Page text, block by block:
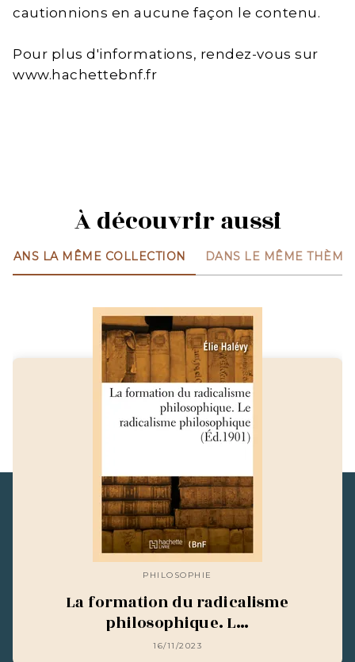
cautionnions en aucune façon le contenu.
Pour plus d'informations, rendez-vous sur
www.hachettebnf.fr
À découvrir aussi
DANS LA MÊME COLLECTION DANS LE MÊME THÈME
PHILOSOPHIE
La formation du radicalisme
philosophique. L…
16/11/2023